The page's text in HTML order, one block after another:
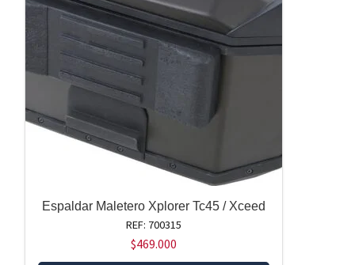
Espaldar Maletero Xplorer Tc45 / Xceed
REF: 700315
$469.000